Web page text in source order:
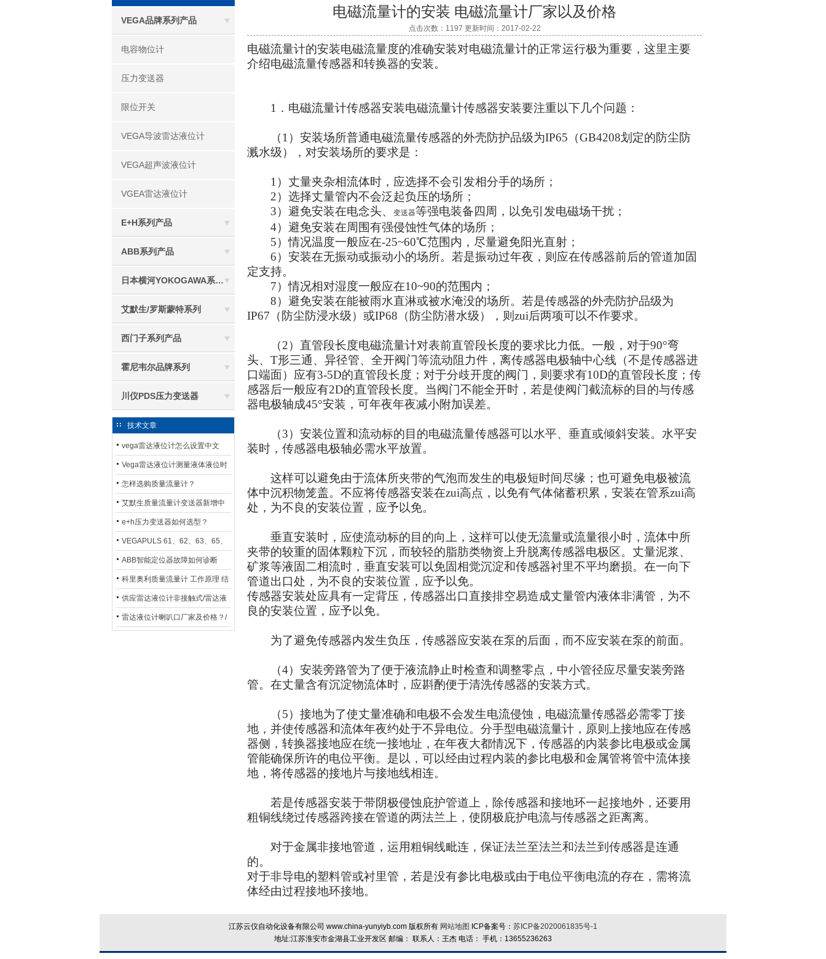
VEGA品牌系列产品
电容物位计
压力变送器
限位开关
VEGA导波雷达液位计
VEGA超声波液位计
VGEA雷达液位计
E+H系列产品
ABB系列产品
日本横河YOKOGAWA系列产品
艾默生/罗斯蒙特系列
西门子系列产品
霍尼韦尔品牌系列
川仪PDS压力变送器
技术文章
vega雷达液位计怎么设置中文
Vega雷达液位计测量液体液位时
应如何选型？
怎样选购质量流量计？
艾默生质量流量计变送器新增中
文显示选项，操作更便捷
e+h压力变送器如何选型？
VEGAPULS 61、62、63、65、
66在化工行业中的应用
ABB智能定位器故障如何诊断
科里奥利质量流量计 工作原理 结
构特点 选用安装使用
供应雷达液位计非接触式/雷达液
位计厂家
雷达液位计喇叭口厂家及价格？/
电磁流量计的安装 电磁流量计厂家以及价格
点击次数：1197 更新时间：2017-02-22
电磁流量计的安装电磁流量度的准确安装对电磁流量计的正常运行极为重要，这里主要
介绍电磁流量传感器和转换器的安装。
1．电磁流量计传感器安装电磁流量计传感器安装要注重以下几个问题：
（1）安装场所普通电磁流量传感器的外壳防护品级为IP65（GB4208划定的防尘防
溅水级），对安装场所的要求是：
1）丈量夹杂相流体时，应选择不会引发相分手的场所；
2）选择丈量管内不会泛起负压的场所；
3）避免安装在电念头、
变送器等强电装备四周，以免引发电磁场干扰；
4）避免安装在周围有强侵蚀性气体的场所；
5）情况温度一般应在-25~60℃范围内，尽量避免阳光直射；
6）安装在无振动或振动小的场所。若是振动过年夜，则应在传感器前后的管道加固
定支持。
7）情况相对湿度一般应在10~90的范围内；
8）避免安装在能被雨水直淋或被水淹没的场所。若是传感器的外壳防护品级为
IP67（防尘防浸水级）或IP68（防尘防潜水级），则zui后两项可以不作要求。
（2）直管段长度电磁流量计对表前直管段长度的要求比力低。一般，对于90°弯
头、T形三通、异径管、全开阀门等流动阻力件，离传感器电极轴中心线（不是传感器进
口端面）应有3-5D的直管段长度；对于分歧开度的阀门，则要求有10D的直管段长度；传
感器后一般应有2D的直管段长度。当阀门不能全开时，若是使阀门截流标的目的与传感
器电极轴成45°安装，可年夜年夜减小附加误差。
（3）安装位置和流动标的目的电磁流量传感器可以水平、垂直或倾斜安装。水平安
装时，传感器电极轴必需水平放置。
这样可以避免由于流体所夹带的气泡而发生的电极短时间尽缘；也可避免电极被流
体中沉积物笼盖。不应将传感器安装在zui高点，以免有气体储蓄积累，安装在管系zui高
处，为不良的安装位置，应予以免。
垂直安装时，应使流动标的目的向上，这样可以使无流量或流量很小时，流体中所
夹带的较重的固体颗粒下沉，而较轻的脂肪类物资上升脱离传感器电极区。丈量泥浆、
矿浆等液固二相流时，垂直安装可以免固相觉沉淀和传感器衬里不平均磨损。在一向下
管道出口处，为不良的安装位置，应予以免。
传感器安装处应具有一定背压，传感器出口直接排空易造成丈量管内液体非满管，为不
良的安装位置，应予以免。
为了避免传感器内发生负压，传感器应安装在泵的后面，而不应安装在泵的前面。
（4）安装旁路管为了便于液流静止时检查和调整零点，中小管径应尽量安装旁路
管。在丈量含有沉淀物流体时，应斟酌便于清洗传感器的安装方式。
（5）接地为了使丈量准确和电极不会发生电流侵蚀，电磁流量传感器必需零丁接
地，并使传感器和流体年夜约处于不异电位。分手型电磁流量计，原则上接地应在传感
器侧，转换器接地应在统一接地址，在年夜大都情况下，传感器的内装参比电极或金属
管能确保所许的电位平衡。是以，可以经由过程内装的参比电极和金属管将管中流体接
地，将传感器的接地片与接地线相连。
若是传感器安装于带阴极侵蚀庇护管道上，除传感器和接地环一起接地外，还要用
粗铜线绕过传感器跨接在管道的两法兰上，使阴极庇护电流与传感器之距离离。
对于金属非接地管道，运用粗铜线毗连，保证法兰至法兰和法兰到传感器是连通
的。
对于非导电的塑料管或衬里管，若是没有参比电极或由于电位平衡电流的存在，需将流
体经由过程接地环接地。
江苏云仪自动化设备有限公司 www.china-yunyiyb.com 版权所有 网站地图 ICP备案号： 苏ICP备2020061835号-1
地址:江苏淮安市金湖县工业开发区 邮编： 联系人：王杰 电话： 手机：13655236263